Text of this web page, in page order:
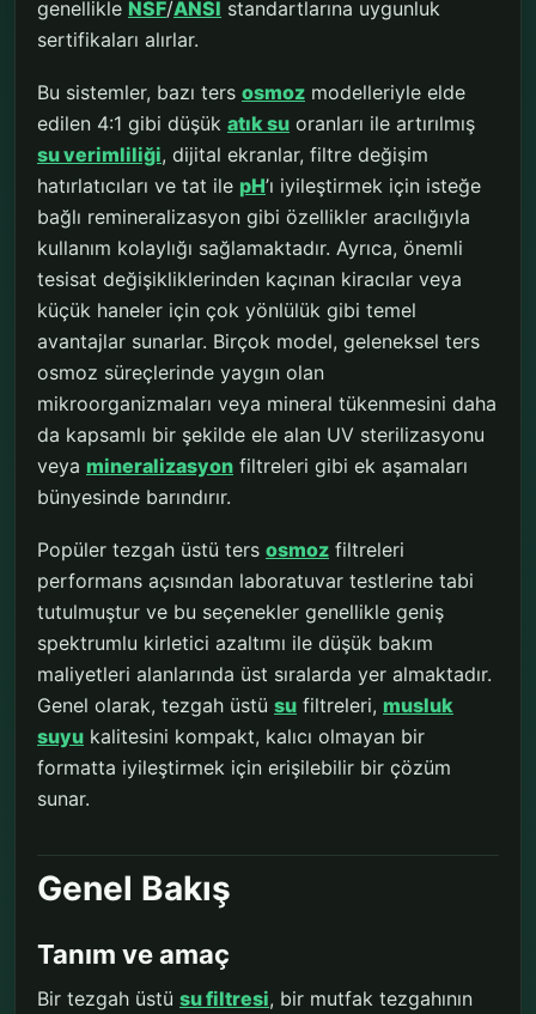
genellikle NSF/ANSI standartlarına uygunluk
sertifikaları alırlar.
Bu sistemler, bazı ters osmoz modelleriyle elde
edilen 4:1 gibi düşük atık su oranları ile artırılmış
su verimliliği, dijital ekranlar, filtre değişim
hatırlatıcıları ve tat ile pH’ı iyileştirmek için isteğe
bağlı remineralizasyon gibi özellikler aracılığıyla
kullanım kolaylığı sağlamaktadır. Ayrıca, önemli
tesisat değişikliklerinden kaçınan kiracılar veya
küçük haneler için çok yönlülük gibi temel
avantajlar sunarlar. Birçok model, geleneksel ters
osmoz süreçlerinde yaygın olan
mikroorganizmaları veya mineral tükenmesini daha
da kapsamlı bir şekilde ele alan UV sterilizasyonu
veya mineralizasyon filtreleri gibi ek aşamaları
bünyesinde barındırır.
Popüler tezgah üstü ters osmoz filtreleri
performans açısından laboratuvar testlerine tabi
tutulmuştur ve bu seçenekler genellikle geniş
spektrumlu kirletici azaltımı ile düşük bakım
maliyetleri alanlarında üst sıralarda yer almaktadır.
Genel olarak, tezgah üstü su filtreleri, musluk
suyu kalitesini kompakt, kalıcı olmayan bir
formatta iyileştirmek için erişilebilir bir çözüm
sunar.
Genel Bakış
Tanım ve amaç
Bir tezgah üstü su filtresi, bir mutfak tezgahının